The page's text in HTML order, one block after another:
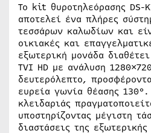
Το kit θυροτηλεόρασης
αποτελεί ένα πλήρες
τεσσάρων καλωδίων και
οικιακές και
εξωτερική μονάδα
TVI HD με ανάλυση
δευτερόλεπτο,
ευρεία γωνία θέασης
κλειδαριάς
υποστηρίζοντας μέγιστη
διαστάσεις της